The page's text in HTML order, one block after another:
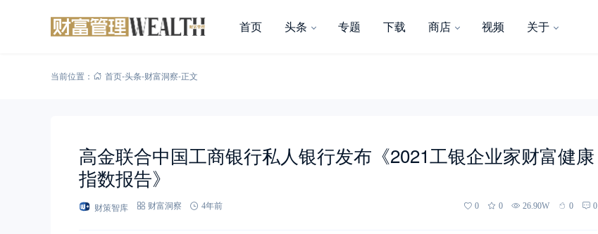
首页 头条 专题 下载 商店 视频 关于
当前位置： 首页-头条-财富洞察-正文
高金联合中国工商银行私人银行发布《2021工银企业家财富健康
指数报告》
财策智库 财富洞察 4年前 0 0 26.90W 0 0